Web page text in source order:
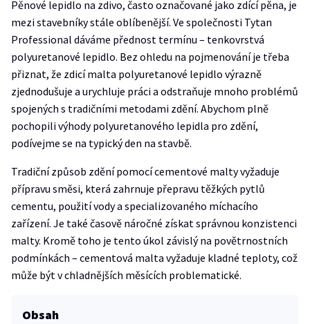
Pěnové lepidlo na zdivo, často označované jako zdící pěna, je
mezi stavebníky stále oblíbenější. Ve společnosti Tytan
Professional dáváme přednost termínu – tenkovrstvá
polyuretanové lepidlo. Bez ohledu na pojmenování je třeba
přiznat, že zdicí malta polyuretanové lepidlo výrazně
zjednodušuje a urychluje práci a odstraňuje mnoho problémů
spojených s tradičními metodami zdění. Abychom plně
pochopili výhody polyuretanového lepidla pro zdění,
podívejme se na typický den na stavbě.
Tradiční způsob zdění pomocí cementové malty vyžaduje
přípravu směsi, která zahrnuje přepravu těžkých pytlů
cementu, použití vody a specializovaného míchacího
zařízení. Je také časově náročné získat správnou konzistenci
malty. Kromě toho je tento úkol závislý na povětrnostních
podmínkách – cementová malta vyžaduje kladné teploty, což
může být v chladnějších měsících problematické.
Obsah